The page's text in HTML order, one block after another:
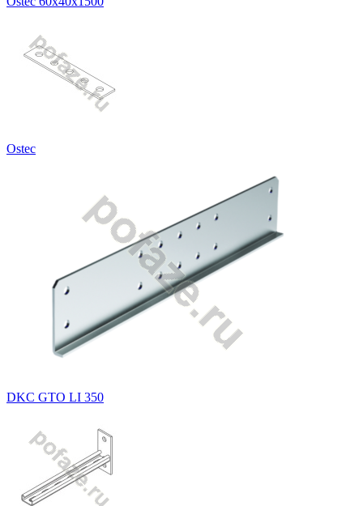
Ostec
DKC GTO LI 350